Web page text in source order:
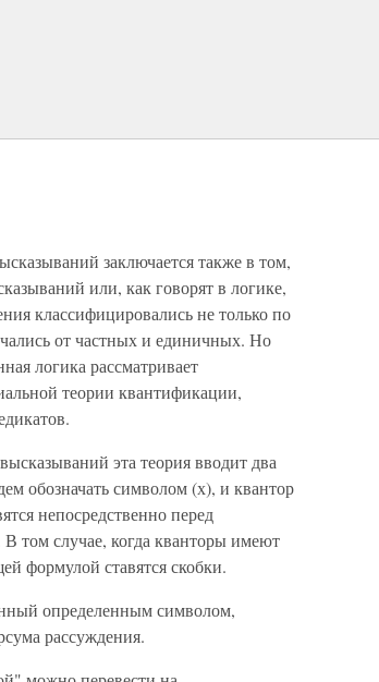
заключается также в том,
или, как говорят в логике,
классифицировались не только по
от частных и единичных. Но
логика рассматривает
теории квантификации,
эта теория вводит два
обозначать символом (х), и квантор
непосредственно перед
том случае, когда кванторы имеют
формулой ставятся скобки.
определенным символом,
рассуждения.